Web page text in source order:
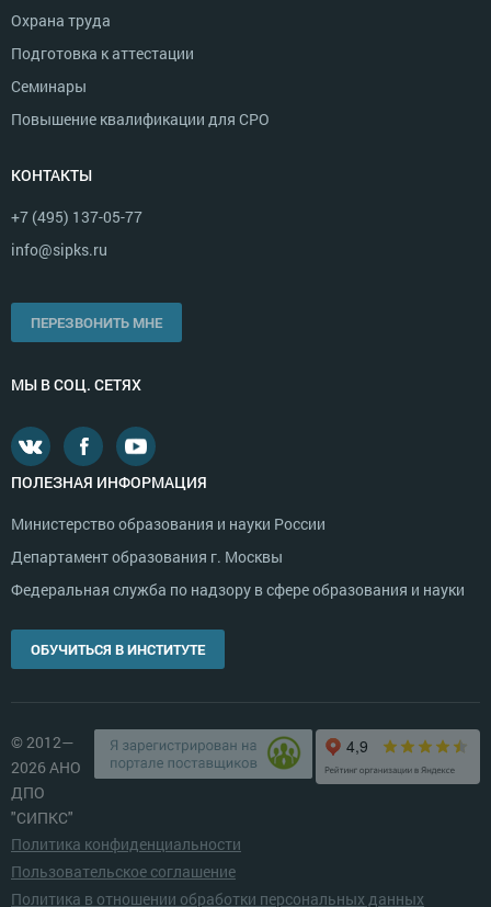
Охрана труда
Подготовка к аттестации
Семинары
Повышение квалификации для СРО
КОНТАКТЫ
+7 (495) 137-05-77
info@sipks.ru
ПЕРЕЗВОНИТЬ МНЕ
МЫ В СОЦ. СЕТЯХ
ПОЛЕЗНАЯ ИНФОРМАЦИЯ
Министерство образования и науки России
Департамент образования г. Москвы
Федеральная служба по надзору в сфере образования и науки
ОБУЧИТЬСЯ В ИНСТИТУТЕ
© 2012—
2026 АНО
ДПО
"СИПКС"
Политика конфиденциальности
Пользовательское соглашение
Политика в отношении обработки персональных данных